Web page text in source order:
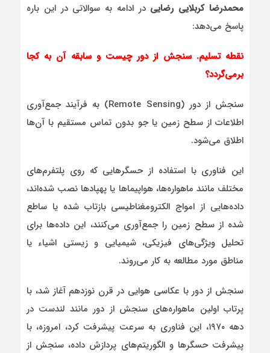
محمدرضا کربلایی رضاییدر ادامه به سوالاتی در این باره
پاسخ می‌دهد:
نقطه تسلیم. سنجش از دور چیست و سابقه آن به کجا
برمی‌گردد؟
سنجش از دور (Remote Sensing) به فرآیند جمع‌آوری
اطلاعات از سطح زمین یا جو بدون تماس مستقیم با آن‌ها
اطلاق می‌شود.
این فناوری با استفاده از حسگرهایی که روی پلتفرم‌های
مختلف مانند ماهواره‌ها، هواپیماها یا پهپادها نصب شده‌اند،
داده‌هایی از امواج الکترومغناطیسی بازتاب شده یا ساطع
شده از سطح زمین را جمع‌آوری می‌کنند، این داده‌ها برای
تحلیل ویژگی‌های فیزیکی، شیمیایی و زیستی اشیاء یا
مناطق مورد مطالعه به کار می‌روند.
سنجش از دور با عکاسی هوایی در قرن نوزدهم آغاز شد، با
پرتاب اولین ماهواره‌های سنجش از دور مانند لندست در
دهه ۱۹۷۰، این فناوری به سرعت پیشرفت کرد، امروزه، با
پیشرفت حسگرها و الگوریتم‌های پردازش داده، سنجش از